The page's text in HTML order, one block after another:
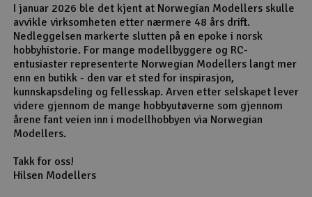
I januar 2026 ble det kjent at Norwegian Modellers skulle
avvikle virksomheten etter nærmere 48 års drift.
Nedleggelsen markerte slutten på en epoke i norsk
hobbyhistorie. For mange modellbyggere og RC-
entusiaster representerte Norwegian Modellers langt mer
enn en butikk - den var et sted for inspirasjon,
kunnskapsdeling og fellesskap. Arven etter selskapet lever
videre gjennom de mange hobbyutøverne som gjennom
årene fant veien inn i modellhobbyen via Norwegian
Modellers.
Takk for oss!
Hilsen Modellers